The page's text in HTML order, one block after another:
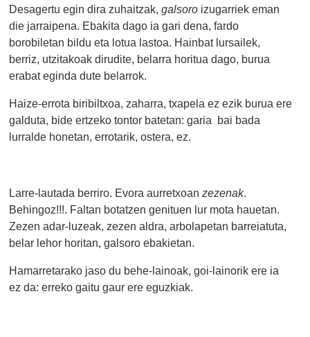
Desagertu egin dira zuhaitzak,galsoro izugarriek eman
die jarraipena. Ebakita dago ia gari dena, fardo
borobiletan bildu eta lotua lastoa. Hainbat lursailek,
berriz, utzitakoak dirudite, belarra horitua dago, burua
erabat eginda dute belarrok.
Haize-errota biribiltxoa, zaharra, txapela ez ezik burua ere
galduta, bide ertzeko tontor batetan: garia bai bada
lurralde honetan, errotarik, ostera, ez.
Larre-lautada berriro. Evora aurretxoanzezenak.
Behingoz!!!. Faltan botatzen genituen lur mota hauetan.
Zezen adar-luzeak, zezen aldra, arbolapetan barreiatuta,
belar lehor horitan, galsoro ebakietan.
Hamarretarako jaso du behe-lainoak, goi-lainorik ere ia
ez da: erreko gaitu gaur ere eguzkiak.